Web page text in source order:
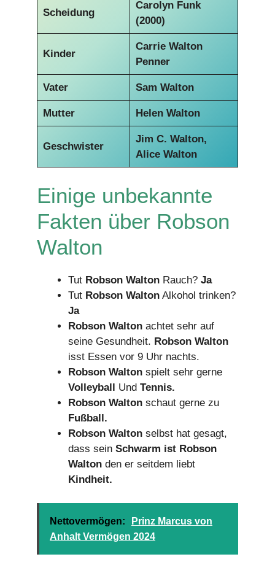
Scheidung
Carolyn Funk
(2000)
Kinder
Carrie Walton
Penner
Vater Sam Walton
Mutter Helen Walton
Geschwister
Jim C. Walton,
Alice Walton
Einige unbekannte
Fakten über Robson
Walton
Tut Robson Walton Rauch? Ja
Tut Robson Walton Alkohol trinken?
Ja
Robson Walton achtet sehr auf
seine Gesundheit. Robson Walton
isst Essen vor 9 Uhr nachts.
Robson Walton spielt sehr gerne
Volleyball
Und Tennis.
Robson Walton schaut gerne zu
Fußball.
Robson Walton selbst hat gesagt,
dass sein Schwarm ist Robson
Walton den er seitdem liebt
Kindheit.
Nettovermögen:
Prinz Marcus von
Anhalt Vermögen 2024